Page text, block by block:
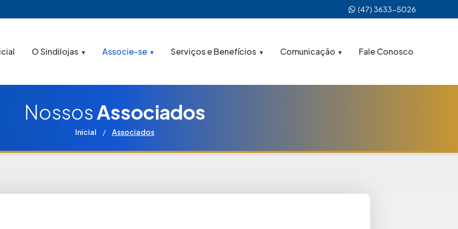
(47) 3633-5026
O Sindilojas Associe-se Serviços e Benefícios Comunicação Fale Conosco
NossosAssociados
Inicial / Associados